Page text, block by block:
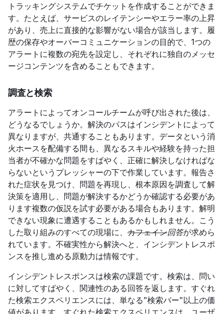
トラッキングシステムでチケットを作成することができま
す。たとえば、サービスのレイテンシーやエラー率の上昇
があり、売上に直接的な影響がない場合が該当します。履
歴の保存やオーバーコミュニケーションの目的で、1つの
アラートに複数の宛先を設定し、それぞれに独自のメッセ
ージコンテンツを含めることもできます。
調査と検索
アラートによってオンコールチームが呼び出された後は、
どうなるでしょうか。解決のパスはインシデントによって
異なりますが、共通することもあります。データという消
火ホースを配備する間も、異なるスキルや経験を持った担
当者が不確かな問題をすばやく、正確に解決しなければな
らないというプレッシャーの下で作業しています。報告さ
れた症状を見つけ、問題を再現し、根本原因を調査して解
決策を適用し、問題が解決するかどうか確認する必要があ
ります複数の仮説を試す必要がある場合もあります。解明
できない現象に遭遇することもあるかもしれません。こう
した取り組みのすべての現場に、 カフェイン回答が求めら
れています。不確実性から解決へと、インシデントレスポ
ンスを推し進める原動力は情報です。
インシデントレスポンスは検索の課題です。検索は、問い
に対してすばやく、関連性のある回答を返します。すぐれ
た検索エクスペリエンスには、単なる"検索バー"以上の価
値があります。すぐれた検索エクスペリエンスは、ユーザ